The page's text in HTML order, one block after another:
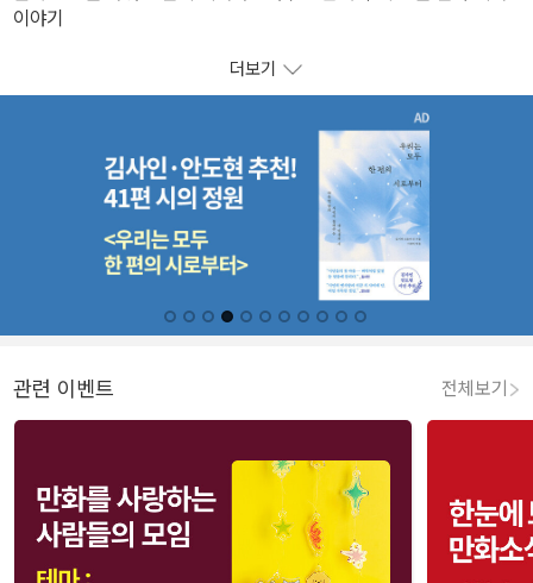
이야기
더보기
관련 이벤트 전체보기